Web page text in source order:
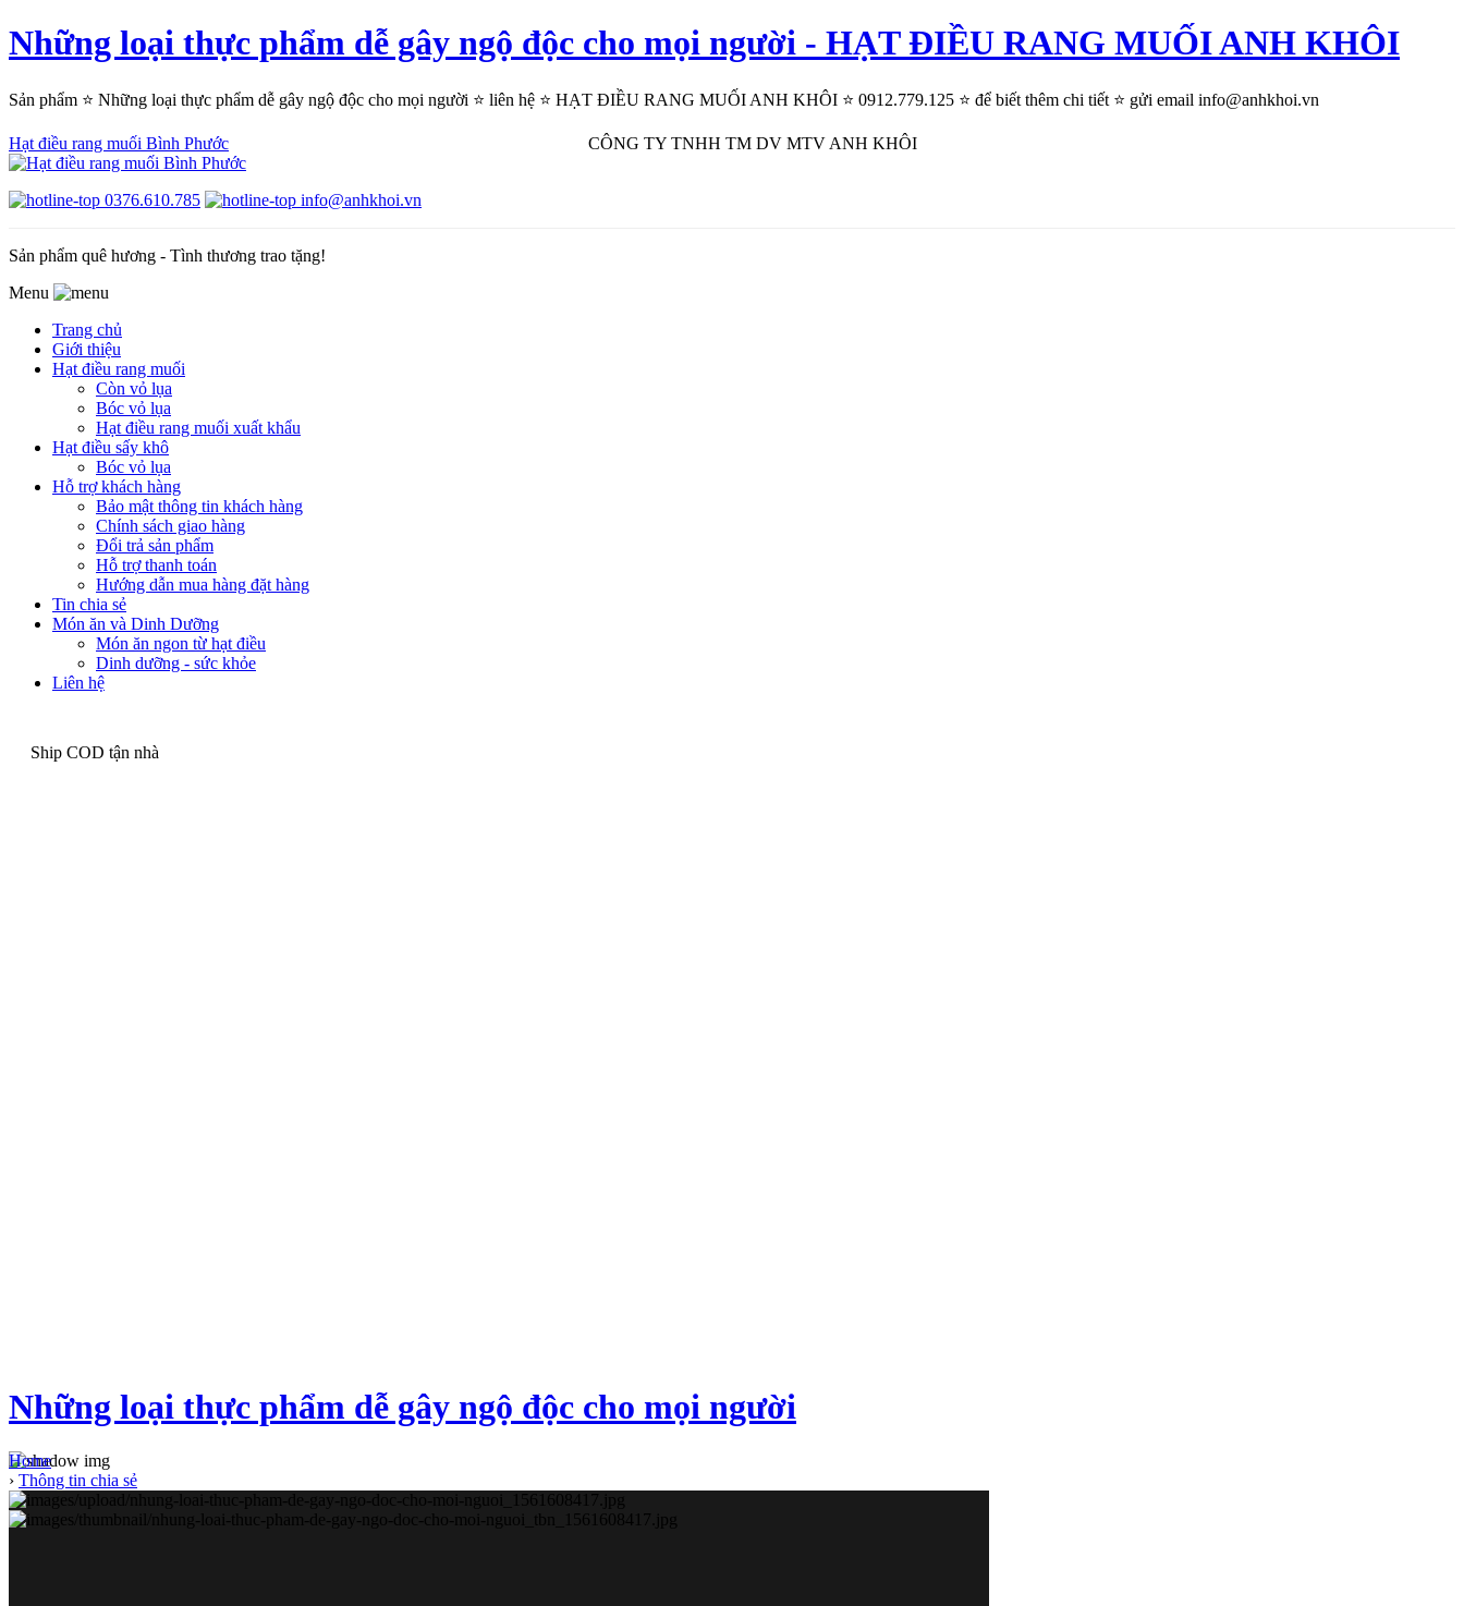
Những loại thực phẩm dễ gây ngộ độc cho mọi người - HẠT ĐIỀU RANG MUỐI ANH KHÔI
Sản phẩm ⭐ Những loại thực phẩm dễ gây ngộ độc cho mọi người ⭐ liên hệ ⭐ HẠT ĐIỀU RANG MUỐI ANH KHÔI ⭐ 0912.779.125 ⭐ để biết thêm chi tiết ⭐ gửi email info@anhkhoi.vn
Hạt điều rang muối Bình Phước CÔNG TY TNHH TM DV MTV ANH KHÔI
0376.610.785 info@anhkhoi.vn
Sản phẩm quê hương - Tình thương trao tặng!
Menu
Trang chủ
Giới thiệu
Hạt điều rang muối
Còn vỏ lụa
Bóc vỏ lụa
Hạt điều rang muối xuất khẩu
Hạt điều sấy khô
Bóc vỏ lụa
Hỗ trợ khách hàng
Bảo mật thông tin khách hàng
Chính sách giao hàng
Đổi trả sản phẩm
Hỗ trợ thanh toán
Hướng dẫn mua hàng đặt hàng
Tin chia sẻ
Món ăn và Dinh Dưỡng
Món ăn ngon từ hạt điều
Dinh dưỡng - sức khỏe
Liên hệ
Ship COD tận nhà
Những loại thực phẩm dễ gây ngộ độc cho mọi người
Home
› Thông tin chia sẻ